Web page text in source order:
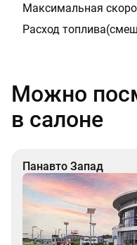
Максимальная
Расход
Можно
в салоне
Панавто Запад